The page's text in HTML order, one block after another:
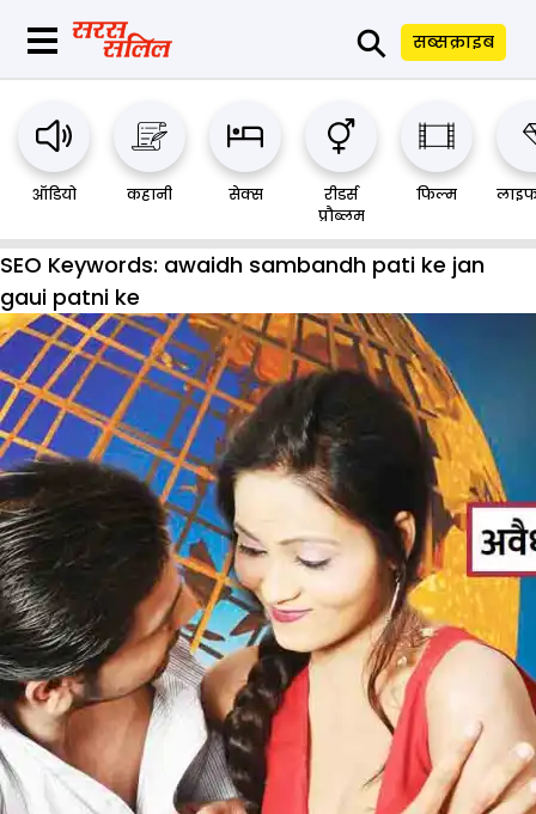
⚲ सब्सक्राइब
ऑडियो कहानी सेक्स
रीडर्स
प्रौब्लम
फिल्म
SEO Keywords: awaidh sambandh pati ke jan
gaui patni ke